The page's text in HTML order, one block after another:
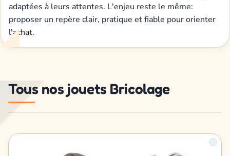
adaptées à leurs attentes. L'enjeu reste le même:
proposer un repère clair, pratique et fiable pour orienter
l'achat.
Tous nos jouets Bricolage